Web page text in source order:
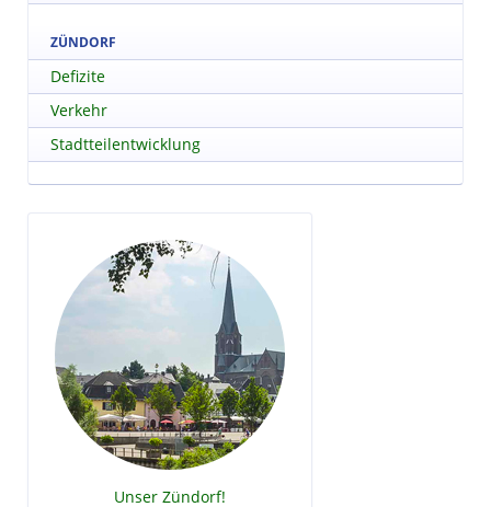
ZÜNDORF
Defizite
Verkehr
Stadtteilentwicklung
Unser Zündorf!